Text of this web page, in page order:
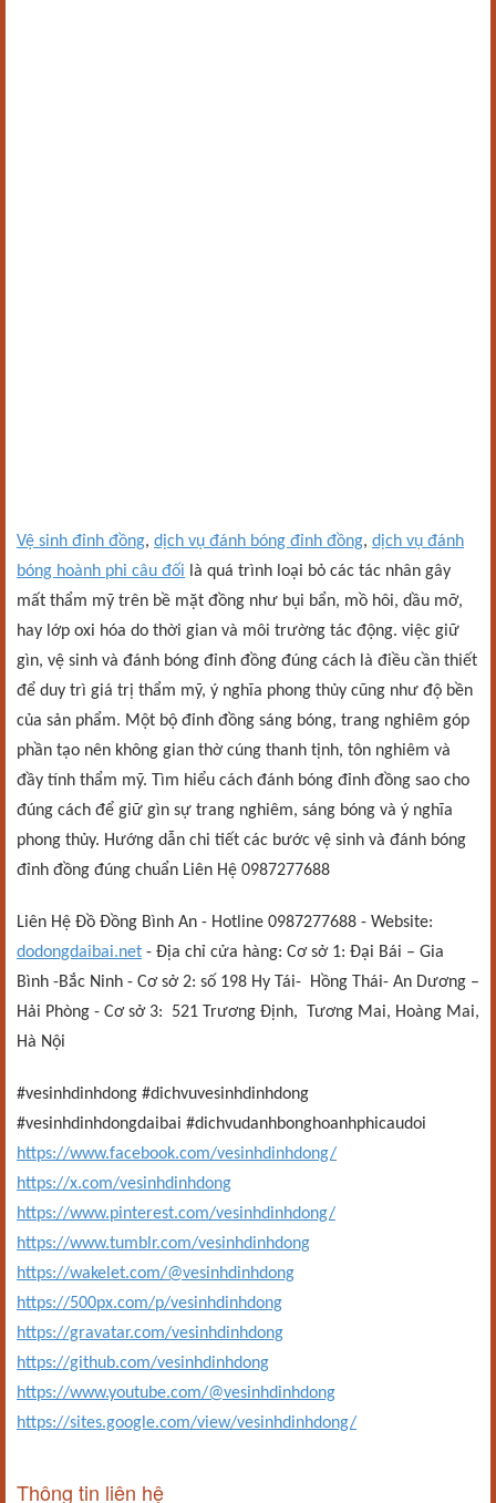
Vệ sinh đỉnh đồng, dịch vụ đánh bóng đỉnh đồng, dịch vụ đánh
bóng hoành phi câu đối là quá trình loại bỏ các tác nhân gây
mất thẩm mỹ trên bề mặt đồng như bụi bẩn, mồ hôi, dầu mỡ,
hay lớp oxi hóa do thời gian và môi trường tác động. việc giữ
gìn, vệ sinh và đánh bóng đỉnh đồng đúng cách là điều cần thiết
để duy trì giá trị thẩm mỹ, ý nghĩa phong thủy cũng như độ bền
của sản phẩm. Một bộ đỉnh đồng sáng bóng, trang nghiêm góp
phần tạo nên không gian thờ cúng thanh tịnh, tôn nghiêm và
đầy tính thẩm mỹ. Tìm hiểu cách đánh bóng đỉnh đồng sao cho
đúng cách để giữ gìn sự trang nghiêm, sáng bóng và ý nghĩa
phong thủy. Hướng dẫn chi tiết các bước vệ sinh và đánh bóng
đỉnh đồng đúng chuẩn Liên Hệ 0987277688
Liên Hệ Đồ Đồng Bình An - Hotline 0987277688 - Website:
dodongdaibai.net - Địa chỉ cửa hàng: Cơ sở 1: Đại Bái – Gia
Bình -Bắc Ninh - Cơ sở 2: số 198 Hy Tái- Hồng Thái- An Dương –
Hải Phòng - Cơ sở 3: 521 Trương Định, Tương Mai, Hoàng Mai,
Hà Nội
#vesinhdinhdong #dichvuvesinhdinhdong
#vesinhdinhdongdaibai #dichvudanhbonghoanhphicaudoi
https://www.facebook.com/vesinhdinhdong/
https://x.com/vesinhdinhdong
https://www.pinterest.com/vesinhdinhdong/
https://www.tumblr.com/vesinhdinhdong
https://wakelet.com/@vesinhdinhdong
https://500px.com/p/vesinhdinhdong
https://gravatar.com/vesinhdinhdong
https://github.com/vesinhdinhdong
https://www.youtube.com/@vesinhdinhdong
https://sites.google.com/view/vesinhdinhdong/
Thông tin liên hệ